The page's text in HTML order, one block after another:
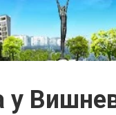
у